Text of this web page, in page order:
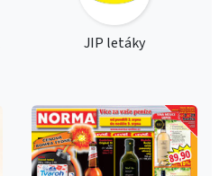
JIP letáky